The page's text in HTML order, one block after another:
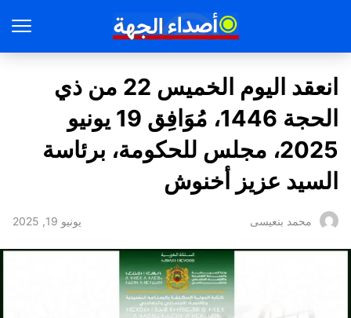
انعقد اليوم الخميس 22 من ذي
الحجة 1446، مُوَافِق 19 يونيو
2025، مجلس للحكومة، برئاسة
السيد عزيز أخنوش
محمد بنعيسى يونيو 19, 2025